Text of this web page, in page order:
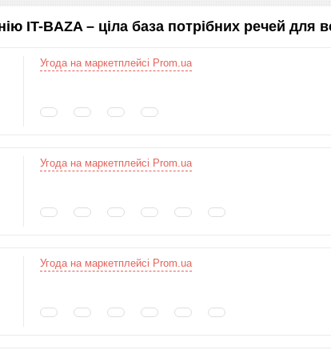
IT-BAZA – ціла база потрібних речей для
Угода на маркетплейсі Prom.ua
Угода на маркетплейсі Prom.ua
Угода на маркетплейсі Prom.ua